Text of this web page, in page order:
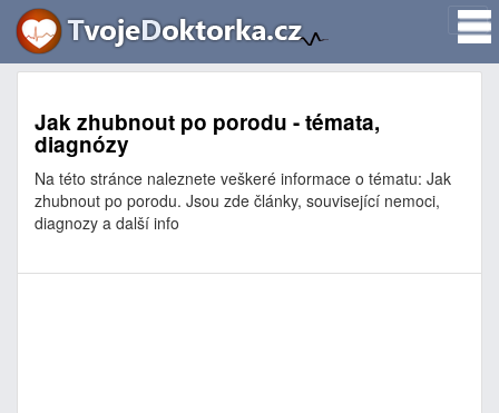
Jak zhubnout po porodu - témata,
diagnózy
Na této stránce naleznete veškeré informace o tématu: Jak
zhubnout po porodu. Jsou zde články, související nemoci,
diagnozy a další info